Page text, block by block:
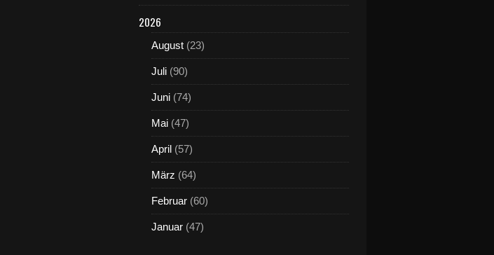
2026
August (23)
Juli (90)
Juni (74)
Mai (47)
April (57)
März (64)
Februar (60)
Januar (47)